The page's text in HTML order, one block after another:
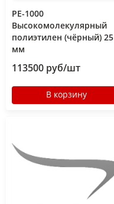
РЕ-1000
Высокомолекулярный
полиэтилен (чёрный) 25
мм
113500 руб/шт
В корзину